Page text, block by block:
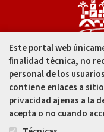
Córdoba
957 49 99
957 47 80
Este portal web
finalidad técnica, no
personal de los
contiene enlaces a
privacidad ajenas a la
acepta o no cuando